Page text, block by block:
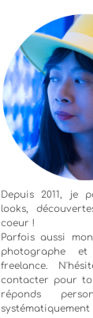
Depuis 2011, je
looks,
coeur !
Parfois aussi
photographeet
freelance.
contacter pour
réponds
systématiquement